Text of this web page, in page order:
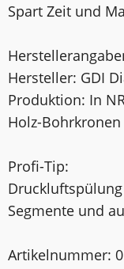
Spart Zeit und
Hersteller: GDI
Produktion: In
Holz-
Profi-Tip:
Segmente und
Artikelnummer: